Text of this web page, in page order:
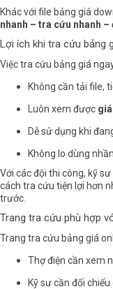
Khác với file bảng giá
nhanh – tra cứu nhanh –
Lợi ích khi tra cứu bảng
Việc tra cứu bảng giá
Không cần tải file,
Luôn xem được
Dễ sử dụng khi
Không lo dùng
Với các đội thi công, kỹ
cách tra cứu tiện lợi hơn
trước.
Trang tra cứu phù hợp
Trang tra cứu bảng giá
Thợ điện cần xem
Kỹ sư cần đối